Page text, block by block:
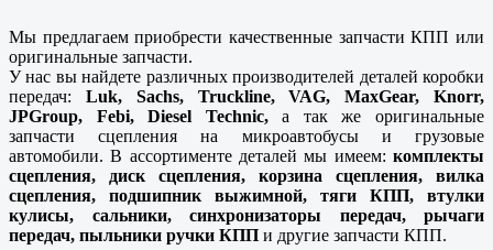
Мы предлагаем приобрести качественные запчасти КПП или
оригинальные запчасти.
У нас вы найдете различных производителей деталей коробки
передач: Luk, Sachs, Truckline, VAG, MaxGear, Knorr,
JPGroup, Febi, Diesel Technic,а так же оригинальные
запчасти сцепления на микроавтобусы и грузовые
автомобили. В ассортименте деталей мы имеем: комплекты
сцепления, диск сцепления, корзина сцепления, вилка
сцепления, подшипник выжимной, тяги КПП, втулки
кулисы, сальники, синхронизаторы передач, рычаги
передач, пыльники ручки КПП и другие запчасти КПП.